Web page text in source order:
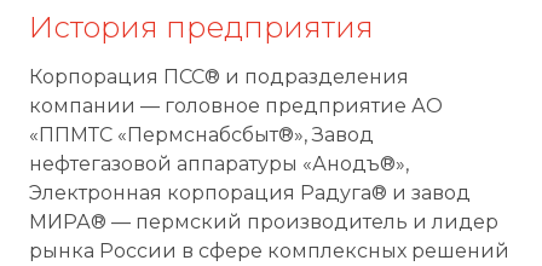
История предприятия
Корпорация ПСС® и подразделения
компании — головное предприятие АО
«ППМТС «Пермснабсбыт®», Завод
нефтегазовой аппаратуры «Анодъ®»,
Электронная корпорация Радуга® и завод
МИРА® — пермский производитель и лидер
рынка России в сфере комплексных решений